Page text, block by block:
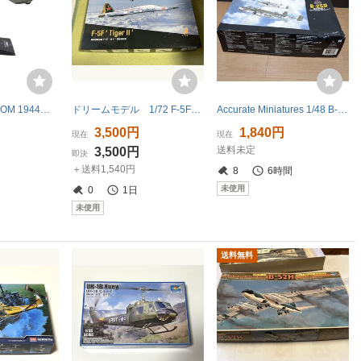
【即決】AMERCOM 1944年 ボーイング B-17F フライングフォートレス ドリームモデル 1/72 F-5FタイガーⅡアグレッサー アドバーサリー アメリカ海軍 海兵隊 スイス ハセガワ タミヤ F-5E USMC NAVY
現在 3,500円
即決 3,500円
＋送料1,540円
0
1日
未使用
Accurate Miniatures 1/48 B-25G Mitchell プラモデル #3432
現在 1,840円
送料未定
8
6時間
未使用
送料無料